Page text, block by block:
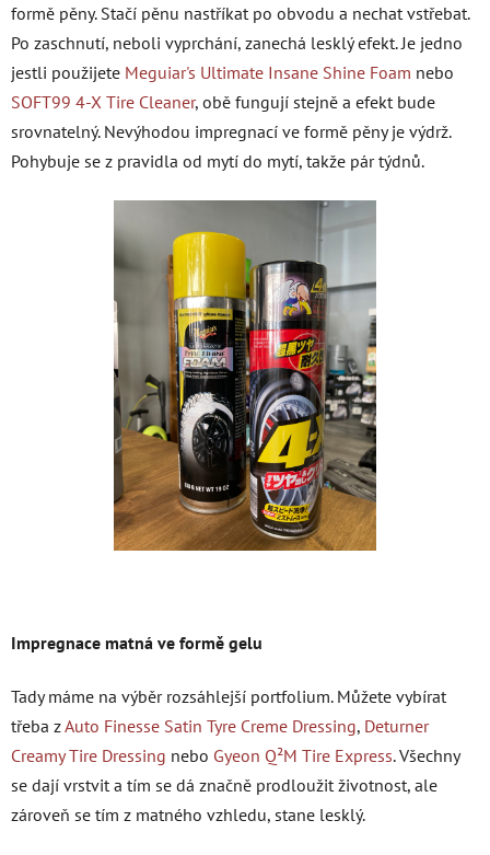
formě pěny. Stačí pěnu nastříkat po obvodu a nechat vstřebat.
Po zaschnutí, neboli vyprchání, zanechá lesklý efekt. Je jedno
jestli použijete Meguiar's Ultimate Insane Shine Foam nebo
SOFT99 4-X Tire Cleaner, obě fungují stejně a efekt bude
srovnatelný. Nevýhodou impregnací ve formě pěny je výdrž.
Pohybuje se z pravidla od mytí do mytí, takže pár týdnů.
Impregnace matná ve formě gelu
Tady máme na výběr rozsáhlejší portfolium. Můžete vybírat
třeba zAuto Finesse Satin Tyre Creme Dressing, Deturner
Creamy Tire Dressing nebo Gyeon Q²M Tire Express. Všechny
se dají vrstvit a tím se dá značně prodloužit životnost, ale
zároveň se tím z matného vzhledu, stane lesklý.